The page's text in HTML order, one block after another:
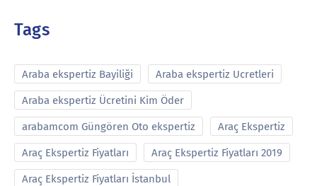
Tags
Araba ekspertiz Bayiliği Araba ekspertiz Ucretleri
Araba ekspertiz Ücretini Kim Öder
arabamcom Güngören Oto ekspertiz Araç Ekspertiz
Araç Ekspertiz Fiyatları Araç Ekspertiz Fiyatları 2019
Araç Ekspertiz Fiyatları İstanbul